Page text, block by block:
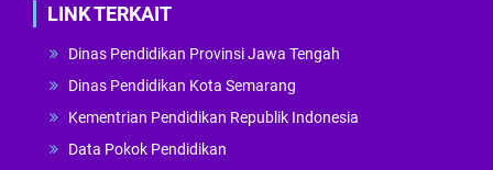
LINK TERKAIT
Dinas Pendidikan Provinsi Jawa Tengah
Dinas Pendidikan Kota Semarang
Kementrian Pendidikan Republik Indonesia
Data Pokok Pendidikan